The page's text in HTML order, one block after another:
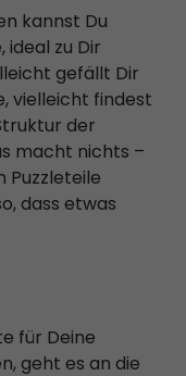
kannst Du
ideal zu Dir
gefällt Dir
vielleicht findest
der
macht nichts –
Puzzleteile
dass etwas
für Deine
geht es an die